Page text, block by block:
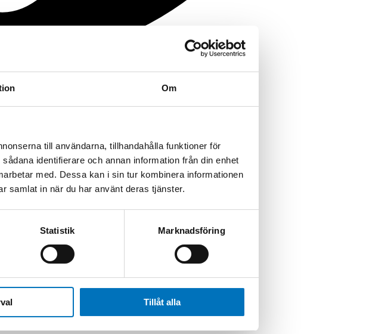
Om
till användarna, tillhandahålla funktioner för
identifierare och annan information från din enhet
med. Dessa kan i sin tur kombinera informationen
samlat in när du har använt deras tjänster.
Statistik Marknadsföring
Tillåt alla